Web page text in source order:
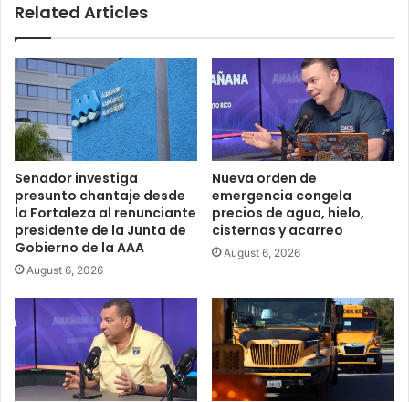
Related Articles
Senador investiga
presunto chantaje desde
la Fortaleza al renunciante
presidente de la Junta de
Gobierno de la AAA
August 6, 2026
Nueva orden de
emergencia congela
precios de agua, hielo,
cisternas y acarreo
August 6, 2026